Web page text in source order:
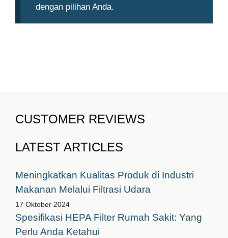
dengan pilihan Anda.
CUSTOMER REVIEWS
LATEST ARTICLES
Meningkatkan Kualitas Produk di Industri
Makanan Melalui Filtrasi Udara
17 Oktober 2024
Spesifikasi HEPA Filter Rumah Sakit: Yang
Perlu Anda Ketahui